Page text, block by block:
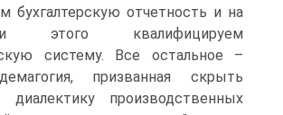
бухгалтерскую отчетность и на
этого квалифицируем
систему. Все остальное –
призванная скрыть
диалектику производственных